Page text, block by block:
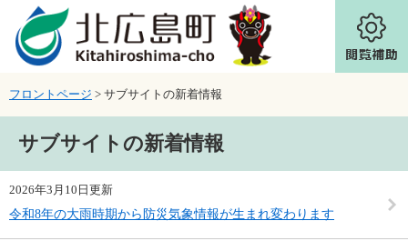
ページの先頭です。
メニューを飛ばして本文へ
フロントページ > サブサイトの新着情報
サブサイトの新着情報
2026年3月10日更新
令和8年の大雨時期から防災気象情報が生まれ変わります